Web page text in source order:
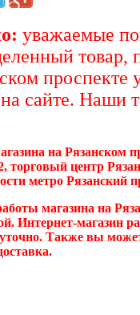
уважаемые
товар,
проспекте
на сайте. Наши
на Рязанском
торговый центр
метро Рязанский
магазина на
Интернет-магазин
Также вы